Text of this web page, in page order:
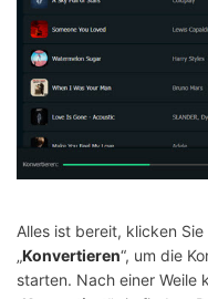
Alles ist bereit, klicken
„Konvertieren“, um die
starten. Nach einer Weile